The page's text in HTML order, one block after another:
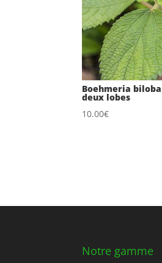
Boehmeria
deux lobes
10.00€
Notre gamme